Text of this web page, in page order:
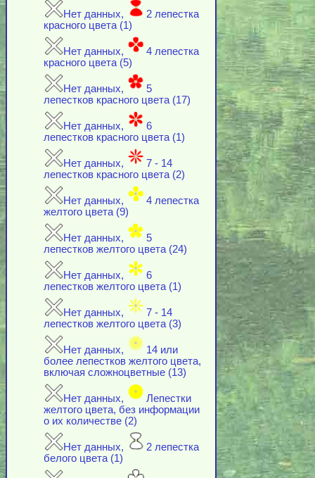
Нет данных,
2 лепестка
красного цвета (1)
Нет данных,
4 лепестка
красного цвета (5)
Нет данных,
5
лепестков красного цвета (17)
Нет данных,
6
лепестков красного цвета (1)
Нет данных,
7 - 14
лепестков красного цвета (2)
Нет данных,
4 лепестка
желтого цвета (9)
Нет данных,
5
лепестков желтого цвета (24)
Нет данных,
6
лепестков желтого цвета (1)
Нет данных,
7 - 14
лепестков желтого цвета (3)
Нет данных,
14 или
более лепестков желтого цвета,
включая cложноцветные (13)
Нет данных,
Лепестки
желтого цвета, без информации
о их количестве (2)
Нет данных,
2 лепестка
белого цвета (1)